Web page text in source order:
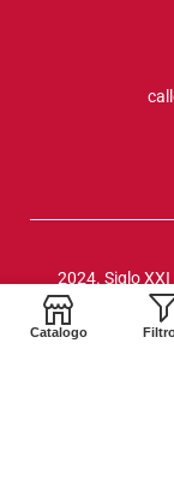
2024. Siglo
Catalogo